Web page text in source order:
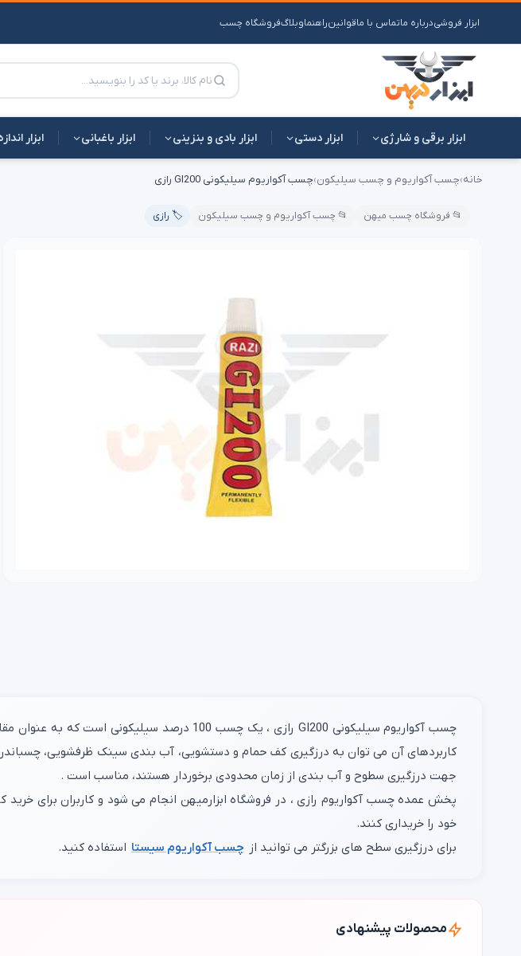
ابزار فروشیدرباره ماتماس با ماقوانینراهنماوبلاگفروشگاه چسب
ابزار برقی و شارژی ابزار دستی ابزار بادی و بنزینی ابزار باغبانی ابزار
خانه›چسب آکواریوم و چسب سیلیکون›چسب آکواریوم سیلیکونی GI200 رازی
📂 فروشگاه چسب میهن 📂 چسب آکواریوم و چسب سیلیکون 🏷️ رازی
چسب آکواریوم سیلیکونی GI200 رازی ، یک چسب 100 درصد سیلیکونی است که به عنوان مقاوم ترین
کاربردهای آن می توان به درزگیری کف حمام و دستشویی، آب بندی سینک ظرفشویی،
جهت درزگیری سطوح و آب بندی از زمان محدودی برخوردار هستند، مناسب است .
پخش عمده چسب آکواریوم رازی ، در فروشگاه ابزارمیهن انجام می شود و کاربران برای
خود را خریداری کنند.
برای درزگیری سطح های بزرگتر می توانید از چسب آکواریوم سیستا استفاده کنید.
محصولات پیشنهادی